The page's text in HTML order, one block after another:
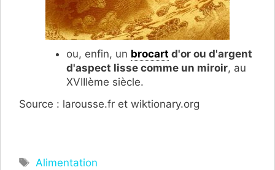
ou, enfin, un brocart d'or ou d'argent
d'aspect lisse comme un miroir, au
XVIIIème siècle.
Source : larousse.fr et wiktionary.org
Étiquettes
Alimentation